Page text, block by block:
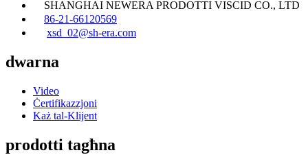
SHANGHAI NEWERA PRODOTTI VISCID CO., LTD
86-21-66120569
xsd_02@sh-era.com
dwarna
Video
Ċertifikazzjoni
Każ tal-Klijent
prodotti tagħna